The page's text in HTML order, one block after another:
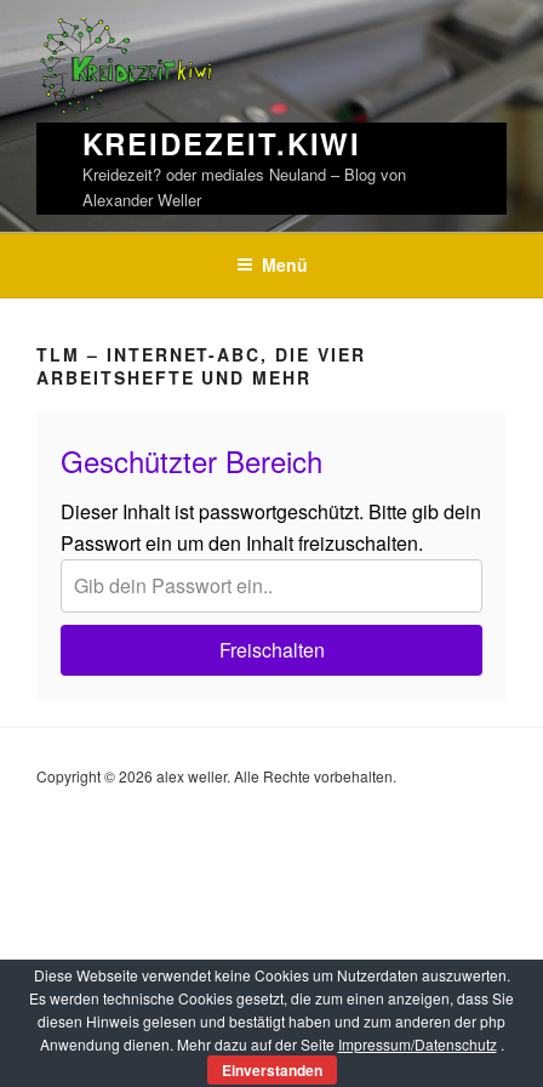
Inhalt
KREIDEZEIT.KIWI
Kreidezeit? oder mediales Neuland – Blog von
Alexander Weller
Menü
TLM – INTERNET-ABC, DIE VIER
ARBEITSHEFTE UND MEHR
Geschützter Bereich
Dieser Inhalt ist passwortgeschützt. Bitte gib dein
Passwort ein um den Inhalt freizuschalten.
Freischalten
Copyright © 2026 alex weller. Alle Rechte vorbehalten.
Diese Webseite verwendet keine Cookies um Nutzerdaten auszuwerten.
Es werden technische Cookies gesetzt, die zum einen anzeigen, dass Sie
diesen Hinweis gelesen und bestätigt haben und zum anderen der php
Anwendung dienen. Mehr dazu auf der Seite Impressum/Datenschutz.
Einverstanden